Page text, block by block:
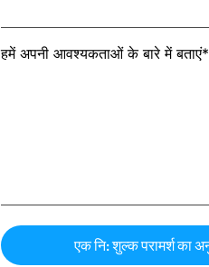
हमें अपनी आवश्यकताओं के बारे में बताएं*